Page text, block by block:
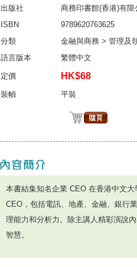
出版社
商務印書館(香港)有限
ISBN
9789620763625
分類
金融與商務 > 管理及
語言版本
繁體中文
定價 HK$68
裝幀 平裝
本書結集知名企業 CEO 在香港中文
CEO，包括電訊、地產、金融、銀行
理能力和分析力。除主講人精彩演說
智慧。